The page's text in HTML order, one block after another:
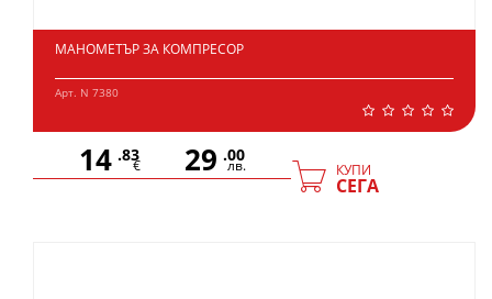
МАНОМЕТЪР ЗА КОМПРЕСОР
Арт. N 7380
14 .83
€ 29 .00
лв. КУПИ
СЕГА